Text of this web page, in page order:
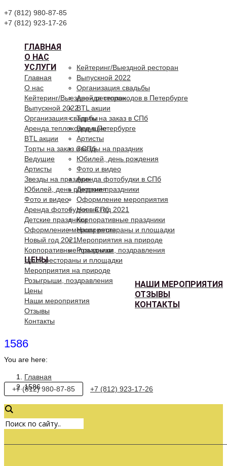
+7 (812) 980-87-85
+7 (812) 923-17-26
ГЛАВНАЯ
О НАС
УСЛУГИ
Кейтеринг/Выездной ресторан
Выпускной 2022
Организация свадьбы
Аренда теплоходов в Петербурге
BTL акции
Торты на заказ в СПб
Ведущие
Артисты
Звезды на праздник
Юбилей, день рождения
Фото и видео
Аренда фотобудки в СПб
Детские праздники
Оформление мероприятия
Новый год 2021
Корпоративные праздники
Наши рестораны и площадки
Мероприятия на природе
Розыгрыши, поздравления
ЦЕНЫ
НАШИ МЕРОПРИЯТИЯ
ОТЗЫВЫ
КОНТАКТЫ
Главная
О нас
Кейтеринг/Выездной ресторан
Выпускной 2022
Организация свадьбы
Аренда теплоходов в Петербурге
BTL акции
Торты на заказ в СПб
Ведущие
Артисты
Звезды на праздник
Юбилей, день рождения
Фото и видео
Аренда фотобудки в СПб
Детские праздники
Оформление мероприятия
Новый год 2021
Корпоративные праздники
Наши рестораны и площадки
Мероприятия на природе
Розыгрыши, поздравления
Цены
Наши мероприятия
Отзывы
Контакты
1586
You are here:
Главная
1586
+7 (812) 980-87-85 +7 (812) 923-17-26